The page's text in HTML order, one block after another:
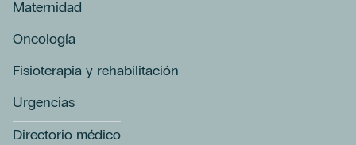
Maternidad
Oncología
Fisioterapia y rehabilitación
Urgencias
Directorio médico